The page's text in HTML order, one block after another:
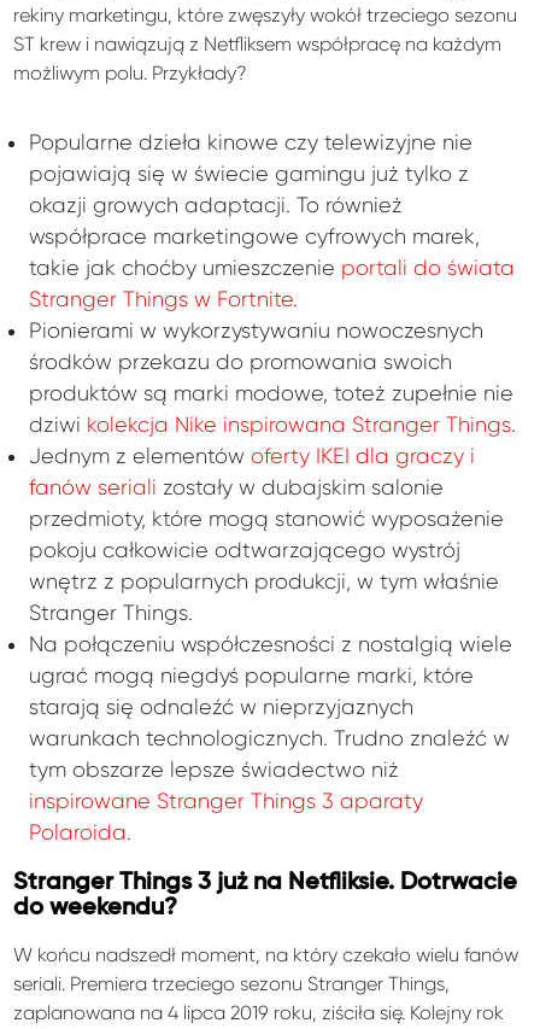
rekiny marketingu, które zwęszyły wokół trzeciego sezonu
ST krew i nawiązują z Netfliksem współpracę na każdym
możliwym polu. Przykłady?
Popularne dzieła kinowe czy telewizyjne nie
pojawiają się w świecie gamingu już tylko z
okazji growych adaptacji. To również
współprace marketingowe cyfrowych marek,
takie jak choćby umieszczenie portali do świata
Stranger Things w Fortnite.
Pionierami w wykorzystywaniu nowoczesnych
środków przekazu do promowania swoich
produktów są marki modowe, toteż zupełnie nie
dziwi kolekcja Nike inspirowana Stranger Things.
Jednym z elementów oferty IKEI dla graczy i
fanów seriali zostały w dubajskim salonie
przedmioty, które mogą stanowić wyposażenie
pokoju całkowicie odtwarzającego wystrój
wnętrz z popularnych produkcji, w tym właśnie
Stranger Things.
Na połączeniu współczesności z nostalgią wiele
ugrać mogą niegdyś popularne marki, które
starają się odnaleźć w nieprzyjaznych
warunkach technologicznych. Trudno znaleźć w
tym obszarze lepsze świadectwo niż
inspirowane Stranger Things 3 aparaty
Polaroida.
Stranger Things 3 już na Netfliksie. Dotrwacie
do weekendu?
W końcu nadszedł moment, na który czekało wielu fanów
seriali. Premiera trzeciego sezonu Stranger Things,
zaplanowana na 4 lipca 2019 roku, ziściła się. Kolejny rok